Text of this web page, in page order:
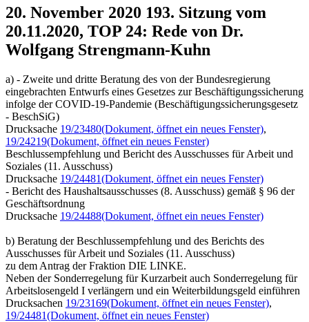
20. November 2020 193. Sitzung vom
20.11.2020, TOP 24: Rede von Dr.
Wolfgang Strengmann-Kuhn
a) - Zweite und dritte Beratung des von der Bundesregierung
eingebrachten Entwurfs eines Gesetzes zur Beschäftigungssicherung
infolge der COVID-19-Pandemie (Beschäftigungssicherungsgesetz
- BeschSiG)
Drucksache 19/23480(Dokument, öffnet ein neues Fenster),
19/24219(Dokument, öffnet ein neues Fenster)
Beschlussempfehlung und Bericht des Ausschusses für Arbeit und
Soziales (11. Ausschuss)
Drucksache 19/24481(Dokument, öffnet ein neues Fenster)
- Bericht des Haushaltsausschusses (8. Ausschuss) gemäß § 96 der
Geschäftsordnung
Drucksache 19/24488(Dokument, öffnet ein neues Fenster)
b) Beratung der Beschlussempfehlung und des Berichts des
Ausschusses für Arbeit und Soziales (11. Ausschuss)
zu dem Antrag der Fraktion DIE LINKE.
Neben der Sonderregelung für Kurzarbeit auch Sonderregelung für
Arbeitslosengeld I verlängern und ein Weiterbildungsgeld einführen
Drucksachen 19/23169(Dokument, öffnet ein neues Fenster),
19/24481(Dokument, öffnet ein neues Fenster)